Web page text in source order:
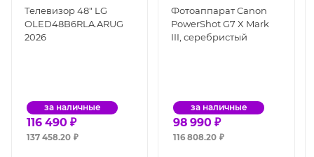
Телевизор 48" LG
OLED48B6RLA.ARUG
2026
за наличные
116 490 ₽
137 458.20 ₽
Фотоаппарат Canon
PowerShot G7 X Mark
III, серебристый
за наличные
98 990 ₽
116 808.20 ₽